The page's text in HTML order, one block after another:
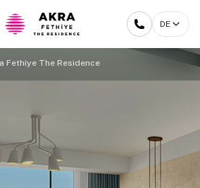
DE
Fethiye The Residence